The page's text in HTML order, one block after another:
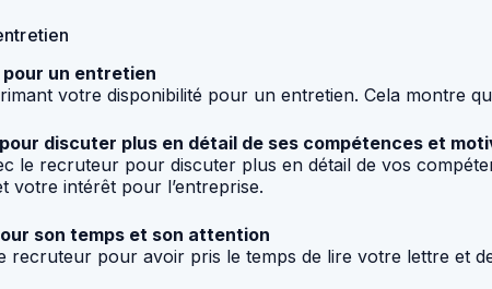
un entretien
votre disponibilité pour un entretien. Cela montre
discuter plus en détail de ses compétences et
le recruteur pour discuter plus en détail de vos
votre intérêt pour l’entreprise.
son temps et son attention
recruteur pour avoir pris le temps de lire votre lettre et